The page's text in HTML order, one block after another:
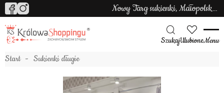
Nowy Targ sukienki, Małopolska sukienki
SzukajUlubioneMenu
Start Sukienki długie